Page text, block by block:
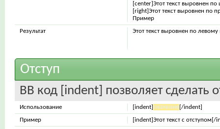
[center]Этот текст выровнен
[right]Этот текст выровнен по
Пример
Этот текст выровнен по левому
Результат
Отступ
BB код [indent] позволяет сделать
[indent]значение [/indent]
Использование
[indent]Этот текст с отступом[/
Пример